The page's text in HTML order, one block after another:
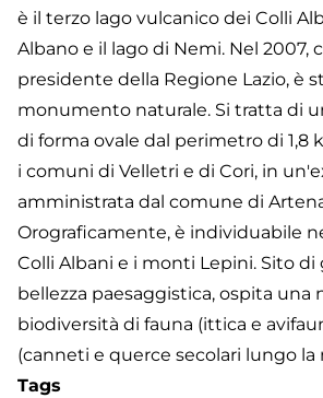
è il terzo lago vulcanico dei Colli
Albano e il lago di Nemi. Nel 2007,
presidente della Regione Lazio, è
monumento naturale. Si tratta di
di forma ovale dal perimetro di 1,8
i comuni di Velletri e di Cori, in
amministrata dal comune di
Orograficamente, è individuabile
Colli Albani e i monti Lepini. Sito di
bellezza paesaggistica, ospita una
biodiversità di fauna (ittica e
(canneti e querce secolari lungo la
Tags